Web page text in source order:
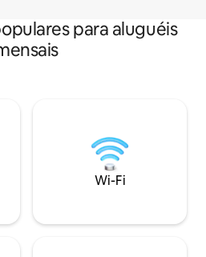
para aluguéis
Wi-Fi